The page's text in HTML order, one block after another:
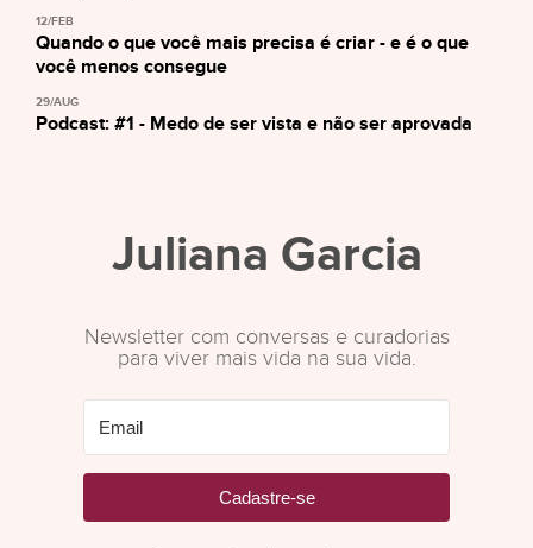
12/FEB
Quando o que você mais precisa é criar - e é o que
você menos consegue
29/AUG
Podcast: #1 - Medo de ser vista e não ser aprovada
Juliana Garcia
Newsletter com conversas e curadorias
para viver mais vida na sua vida.
Cadastre-se